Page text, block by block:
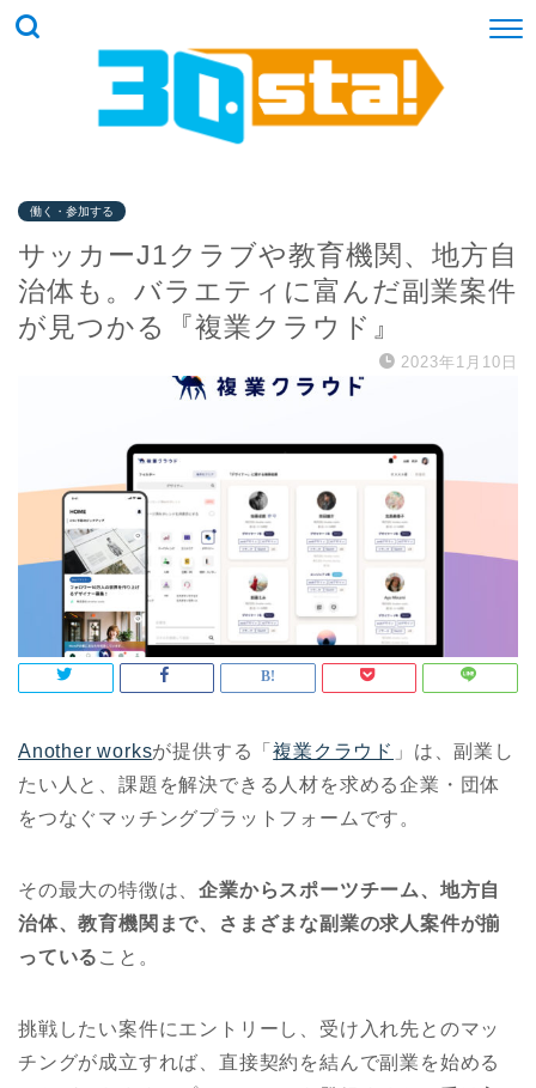
働く・参加する
サッカーJ1クラブや教育機関、地方自
治体も。バラエティに富んだ副業案件
が見つかる『複業クラウド』
2023年1月10日
Another worksが提供する「複業クラウド 」は、副業し
たい人と、課題を解決できる人材を求める企業・団体
をつなぐマッチングプラットフォームです。
その最大の特徴は、企業からスポーツチーム、地方自
治体、教育機関まで、さまざまな副業の求人案件が揃
っている こと。
挑戦したい案件にエントリーし、受け入れ先とのマッ
チングが成立すれば、直接契約を結んで副業を始める